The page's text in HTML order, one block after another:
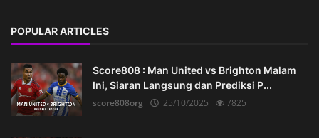
POPULAR ARTICLES
Score808 : Man United vs Brighton Malam
Ini, Siaran Langsung dan Prediksi P...
score808org
25/10/2025 7825